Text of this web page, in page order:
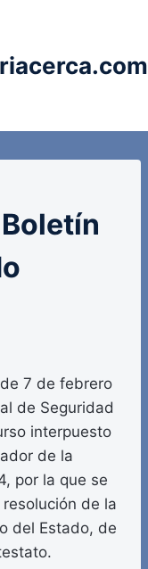
7 de febrero
de Seguridad
interpuesto
de la
por la que se
de la
del Estado, de